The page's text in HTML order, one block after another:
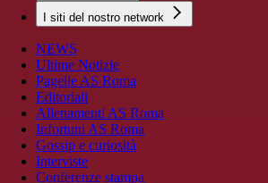
I siti del nostro network
NEWS
Ultime Notizie
Pagelle AS Roma
Editoriali
Allenamenti AS Roma
Infortuni AS Roma
Gossip e curiosità
Interviste
Conferenze stampa